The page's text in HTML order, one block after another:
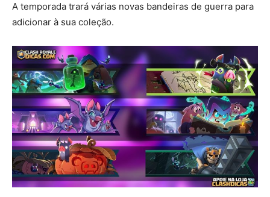
A temporada trará várias novas bandeiras de guerra para
adicionar à sua coleção.